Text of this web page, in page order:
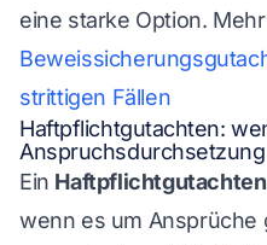
eine starke Option.
strittigen Fällen
Haftpflichtgutachten:
Ein Haftpflichtgutachten
wenn es um Ansprüche